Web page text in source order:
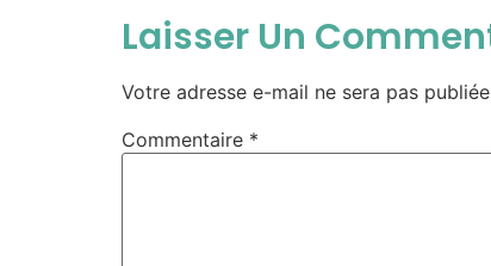
Laisser Un
Votre adresse e-mail ne sera pas
Commentaire *